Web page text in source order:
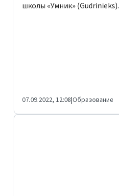
школы «Умник» (Gudrinieks).
07.09.2022, 12:08|Образование